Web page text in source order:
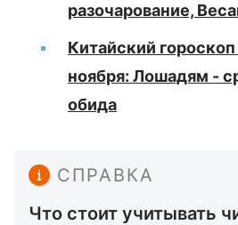
разочарование,
Китайский гороскоп
ноября: Лошадям -
обида
СПРАВКА
Что стоит учитывать